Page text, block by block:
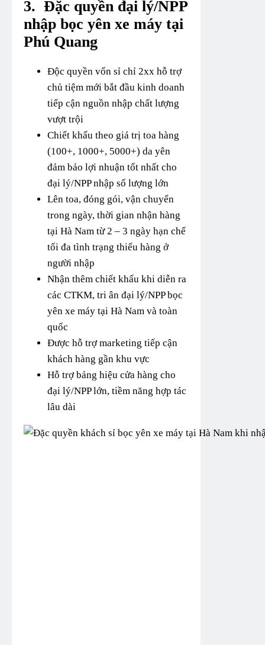
3. Đặc quyền đại lý/NPP
nhập bọc yên xe máy tại
Phú Quang
Độc quyền vốn sỉ chỉ 2xx hỗ trợ
chủ tiệm mới bắt đầu kinh doanh
tiếp cận nguồn nhập chất lượng
vượt trội
Chiết khấu theo giá trị toa hàng
(100+, 1000+, 5000+) da yên
đảm bảo lợi nhuận tốt nhất cho
đại lý/NPP nhập số lượng lớn
Lên toa, đóng gói, vận chuyển
trong ngày, thời gian nhận hàng
tại Hà Nam từ 2 – 3 ngày hạn chế
tối đa tình trạng thiếu hàng ở
người nhập
Nhận thêm chiết khấu khi diễn ra
các CTKM, tri ân đại lý/NPP bọc
yên xe máy tại Hà Nam và toàn
quốc
Được hỗ trợ marketing tiếp cận
khách hàng gần khu vực
Hỗ trợ bảng hiệu cửa hàng cho
đại lý/NPP lớn, tiềm năng hợp tác
lâu dài